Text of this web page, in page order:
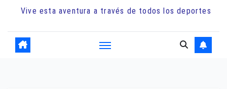
Vive esta aventura a través de todos los deportes